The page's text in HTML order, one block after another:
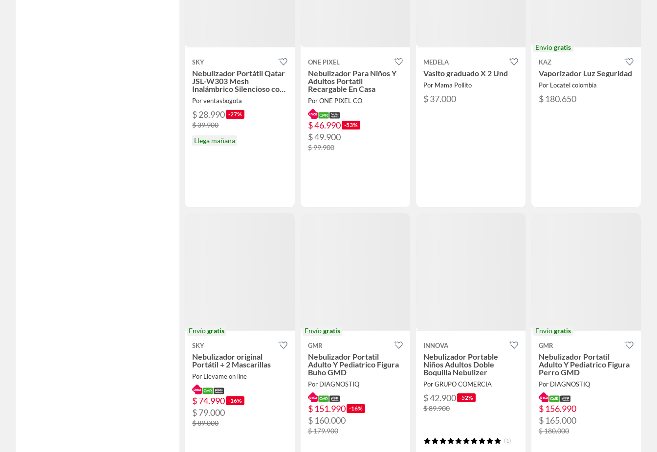
SKY
Nebulizador Portátil Qatar
JSL-W303 Mesh
Inalámbrico Silencioso con
USB
Por ventasbogota
$ 28.990 -27%
$ 39.900
Llega mañana
ONE PIXEL
Nebulizador Para Niños Y
Adultos Portatil
Recargable En Casa
Por ONE PIXEL CO
$ 46.990 -53%
$ 49.900
$ 99.900
MEDELA
Vasito graduado X 2 Und
Por Mama Pollito
$ 37.000
Envíogratis
KAZ
Vaporizador Luz Seguridad
Por Locatel colombia
$ 180.650
Envíogratis
SKY
Nebulizador original
Portátil + 2 Mascarillas
Por Llevame on line
$ 74.990 -16%
$ 79.000
$ 89.000
Envíogratis
GMR
Nebulizador Portatil
Adulto Y Pediatrico Figura
Buho GMD
Por DIAGNOSTIQ
$ 151.990 -16%
$ 160.000
$ 179.900
INNOVA
Nebulizador Portable
Niños Adultos Doble
Boquilla Nebulizer
Por GRUPO COMERCIA
$ 42.900 -52%
$ 89.900
(1)
Envíogratis
GMR
Nebulizador Portatil
Adulto Y Pediatrico Figura
Perro GMD
Por DIAGNOSTIQ
$ 156.990
$ 165.000
$ 180.000